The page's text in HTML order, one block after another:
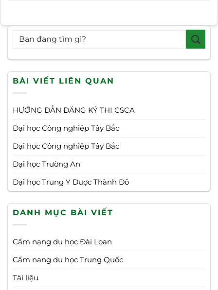
BÀI VIẾT LIÊN QUAN
HƯỚNG DẪN ĐĂNG KÝ THI CSCA
Đại học Công nghiệp Tây Bắc
Đại học Công nghiệp Tây Bắc
Đại học Trường An
Đại học Trung Y Dược Thành Đô
DANH MỤC BÀI VIẾT
Cẩm nang du học Đài Loan
Cẩm nang du học Trung Quốc
Tài liệu